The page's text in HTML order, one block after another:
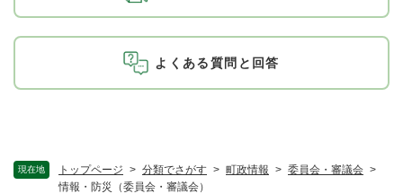
現在地 トップページ > 分類でさがす > 町政情報 > 委員会・審議会 >
情報・防災（委員会・審議会）
よくある質問と回答